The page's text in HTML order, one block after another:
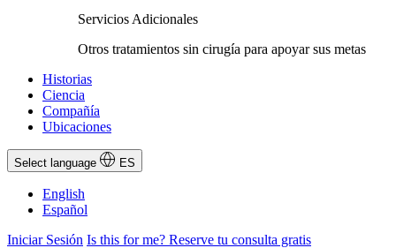
Servicios Adicionales
Otros tratamientos sin cirugía para apoyar sus metas
Historias
Ciencia
Compañía
Ubicaciones
Select language ES
English
Español
Iniciar Sesión Is this for me? Reserve tu consulta gratis